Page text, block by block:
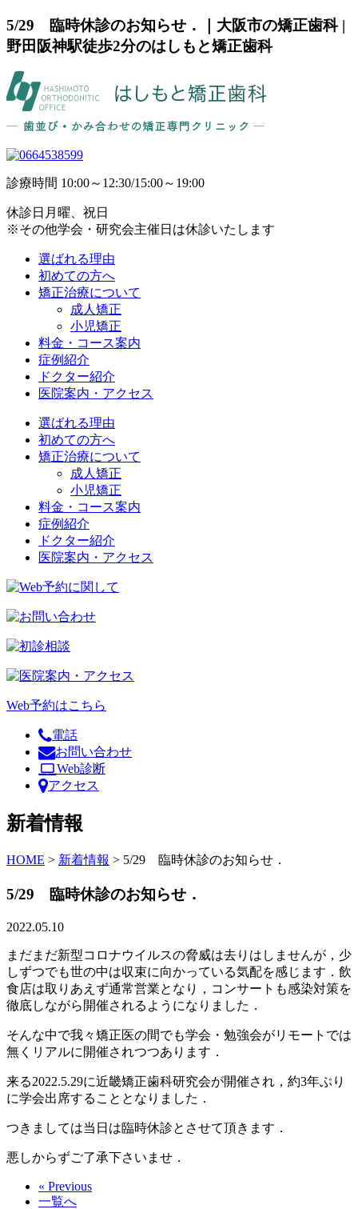
5/29 臨時休診のお知らせ．｜大阪市の矯正歯科 |
野田阪神駅徒歩2分のはしもと矯正歯科
診療時間 10:00～12:30/15:00～19:00
休診日 月曜、祝日
※その他学会・研究会主催日は休診いたします
選ばれる理由
初めての方へ
矯正治療について
成人矯正
小児矯正
料金・コース案内
症例紹介
ドクター紹介
医院案内・アクセス
選ばれる理由
初めての方へ
矯正治療について
成人矯正
小児矯正
料金・コース案内
症例紹介
ドクター紹介
医院案内・アクセス
Web予約はこちら
電話
お問い合わせ
Web診断
アクセス
新着情報
HOME > 新着情報 > 5/29 臨時休診のお知らせ．
5/29 臨時休診のお知らせ．
2022.05.10
まだまだ新型コロナウイルスの脅威は去りはしませんが，少
しずつでも世の中は収束に向かっている気配を感じます．飲
食店は取りあえず通常営業となり，コンサートも感染対策を
徹底しながら開催されるようになりました．
そんな中で我々矯正医の間でも学会・勉強会がリモートでは
無くリアルに開催されつつあります．
来る2022.5.29に近畿矯正歯科研究会が開催され，約3年ぶり
に学会出席することとなりました．
つきましては当日は臨時休診とさせて頂きます．
悪しからずご了承下さいませ．
« Previous
一覧へ